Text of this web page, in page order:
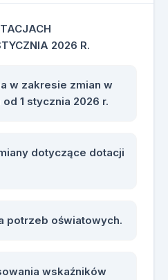
2026 R.
w zakresie zmian w
1 stycznia 2026 r.
dotyczące dotacji
potrzeb oświatowych.
wskaźników